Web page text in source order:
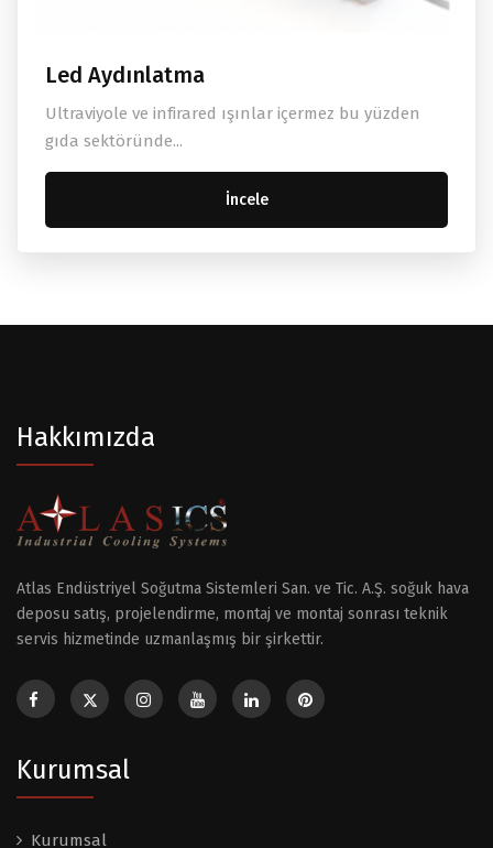
Led Aydınlatma
Ultraviyole ve infirared ışınlar içermez bu yüzden
gıda sektöründe...
İncele
Hakkımızda
Atlas Endüstriyel Soğutma Sistemleri San. ve Tic. A.Ş. soğuk hava
deposu satış, projelendirme, montaj ve montaj sonrası teknik
servis hizmetinde uzmanlaşmış bir şirkettir.
Kurumsal
Kurumsal